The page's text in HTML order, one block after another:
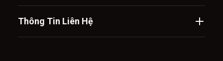
Thông Tin Liên Hệ